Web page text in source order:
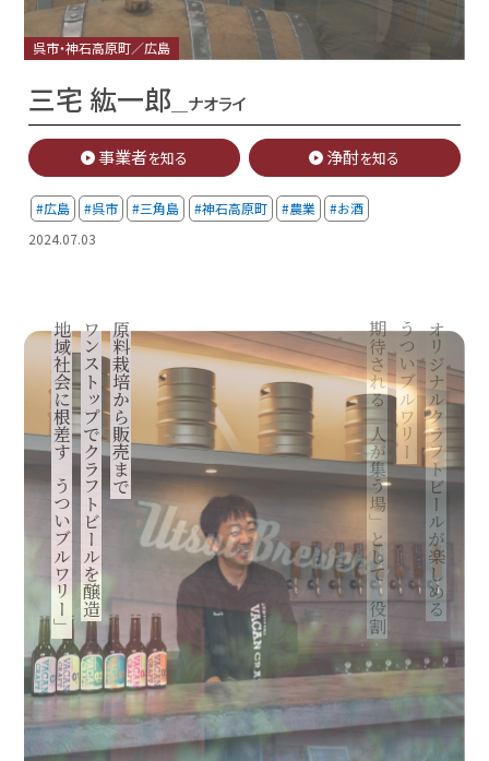
呉市・神石高原町／広島
三宅 紘一郎 ＿ナオライ
事業者を知る 浄酎を知る
#広島 #呉市 #三角島 #神石高原町 #農業
#お酒
2024.07.03
原料栽培から販売まで
ワンストップでクラフトビールを醸造
地域社会に根差す「うついブルワリー」 オリジナルクラフトビールが楽しめる
うついブルワリー
期待される「人が集う場」としての役割